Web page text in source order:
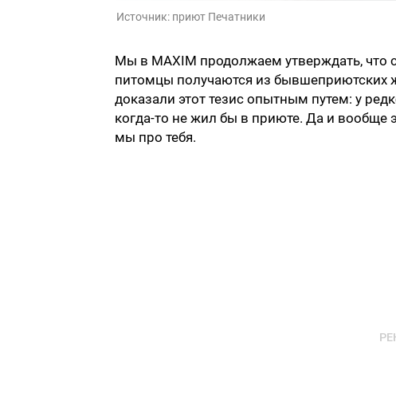
Источник: приют Печатники
Мы в MAXIM продолжаем утверждать,
питомцы получаются из
доказали этот тезис опытным путем: у
когда-то не жил бы в приюте. Да и вообще
мы про тебя.